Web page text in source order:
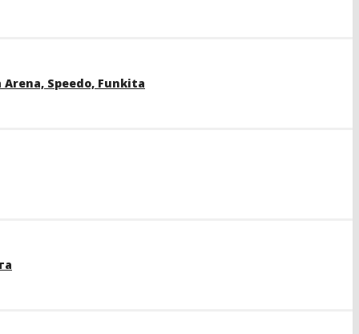
Speedo, Funkita